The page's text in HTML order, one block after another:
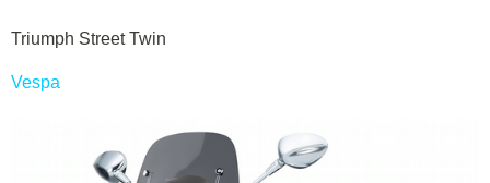
Triumph Street Twin
Vespa